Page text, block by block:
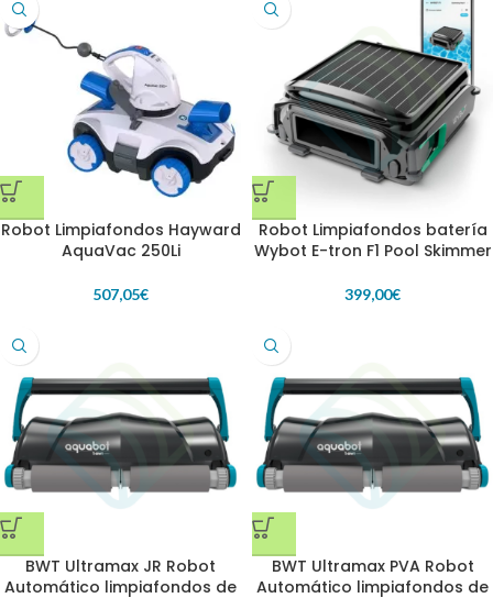
Robot Limpiafondos Hayward
AquaVac 250Li
507,05€
Robot Limpiafondos batería
Wybot E-tron F1 Pool Skimmer
399,00€
BWT Ultramax JR Robot
Automático limpiafondos de
BWT Ultramax PVA Robot
Automático limpiafondos de